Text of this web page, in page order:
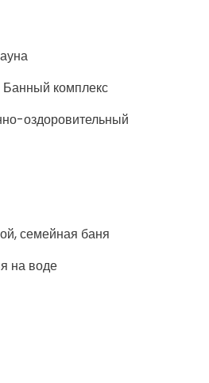
комплекс
оздоровительный
семейная баня
на воде